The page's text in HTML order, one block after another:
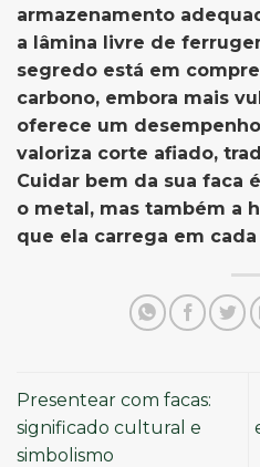
armazenamento
a lâmina livre de
segredo está em
carbono, embora mais
oferece um
valoriza corte afiado,
Cuidar bem da sua faca
o metal, mas também a
que ela carrega em cada
Presentear com facas:
significado cultural e
simbolismo